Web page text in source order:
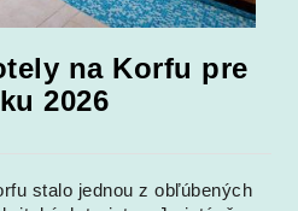
na Korfu pre
2026
stalo jednou z obľúbených